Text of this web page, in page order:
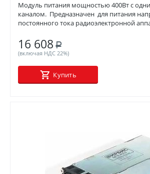
Модуль питания мощностью 400Вт с
каналом. Предназначен для питания
постоянного тока радиоэлектронной
16 608 Р
(включая НДС 22%)
Купить